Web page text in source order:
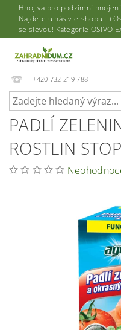
Hnojiva pro podzimní
Najdete u nás v e-shopu :-)
se slevou! Kategorie OSIVO
+420 732 219 788
PADLÍ
ROSTLIN